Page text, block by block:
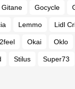
Gitane Gocycle
Lemmo Lidl
Okai Oklo
Stilus Super73